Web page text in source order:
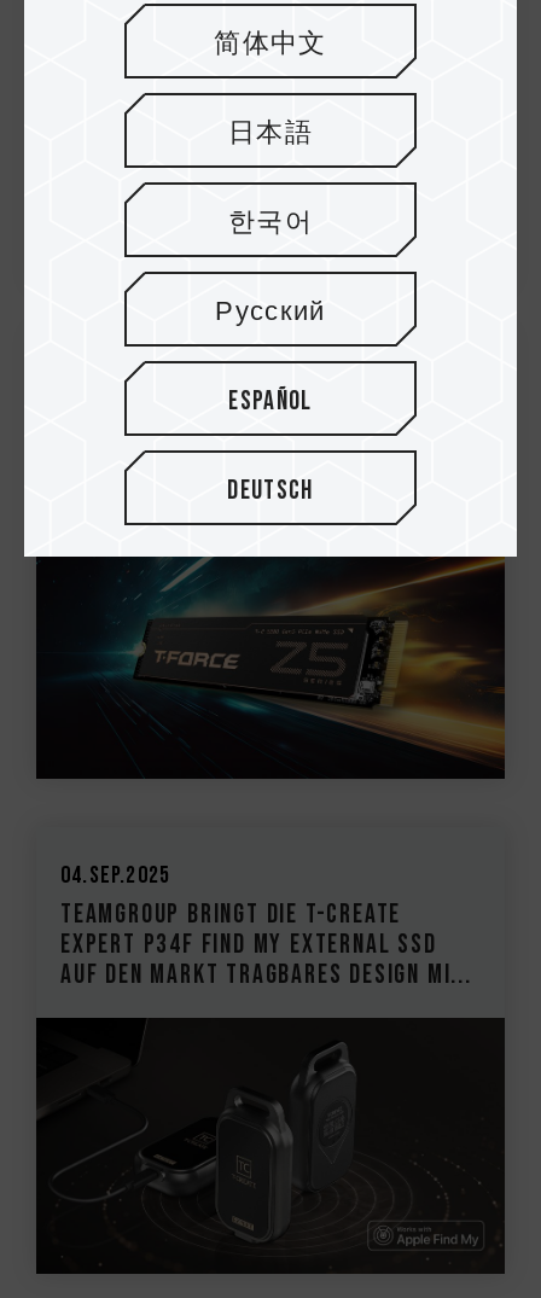
17.Oct.2025
TEAMGROUP STELLT DIE T-FORCE Z54E
PCIe 5.0 SSD VOR Flaggschiff PCIe 5.0
sorgt für ultimatives Gaming-Erle...
04.Sep.2025
TEAMGROUP bringt die T-CREATE
EXPERT P34F Find My External SSD
auf den Markt Tragbares Design mi...
简体中文
日本語
한국어
Русский
Español
Deutsch